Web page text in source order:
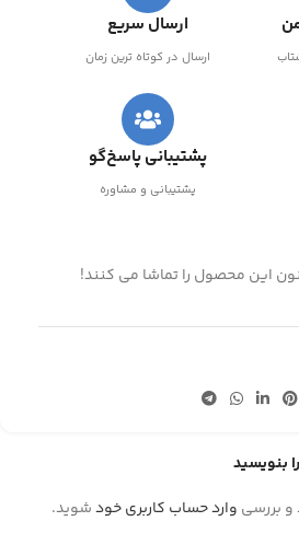
ارسال سریع
ارسال در کوتاه ترین زمان
پشتیبانی پاسخ‌گو
پشتیبانی و مشاوره
این محصول را تماشا می کنند!
بنویسید
و بررسی وارد حساب کاربری خودشوید.